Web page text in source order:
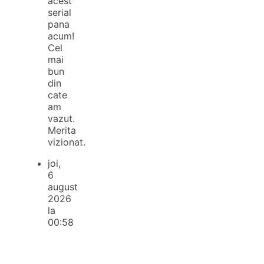
serial
pana
acum!
Cel
mai
bun
din
cate
am
vazut.
Merita
vizionat.
joi,
6
august
2026
la
00:58